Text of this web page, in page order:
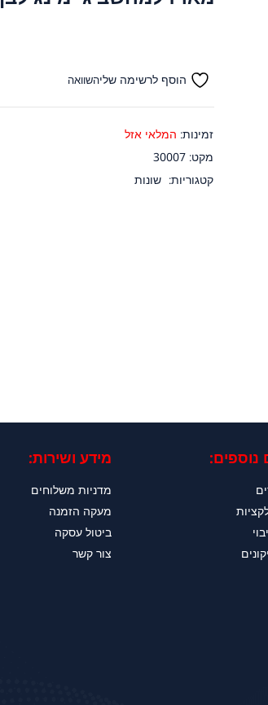
הוסף לרשימה שליהשוואה
זמינות: המלאי אזל
מקט: 30007
קטגוריות: שונות
נוספים: מידע ושירות:
מדניות משלוחים
מעקה הזמנה
ביטול עסקה
צור קשר